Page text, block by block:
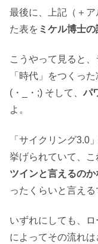
最後に、上記（＋
た表を ミケル博士
こうやって見ると
「時代」をつくっ
(・_・;) そして、 パ
よ。
「サイクリング3.0
挙げられていて、こ
ツインと言えるのか
ったくらいと言える
いずれにしても、
によってその流れ